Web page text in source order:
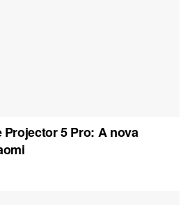
Projector 5 Pro: A nova